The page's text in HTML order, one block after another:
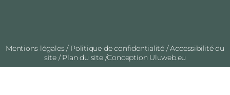
Mentions légales / Politique de confidentialité /Accessibilité du
site/Plan du site/Conception Uluweb.eu